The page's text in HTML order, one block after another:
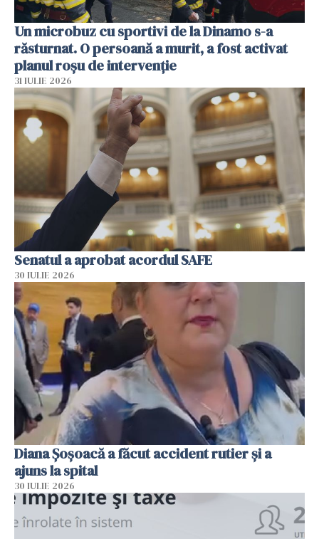
Un microbuz cu sportivi de la Dinamo s-a
răsturnat. O persoană a murit, a fost activat
planul roșu de intervenție
31 IULIE 2026
Senatul a aprobat acordul SAFE
30 IULIE 2026
Diana Șoșoacă a făcut accident rutier și a
ajuns la spital
30 IULIE 2026